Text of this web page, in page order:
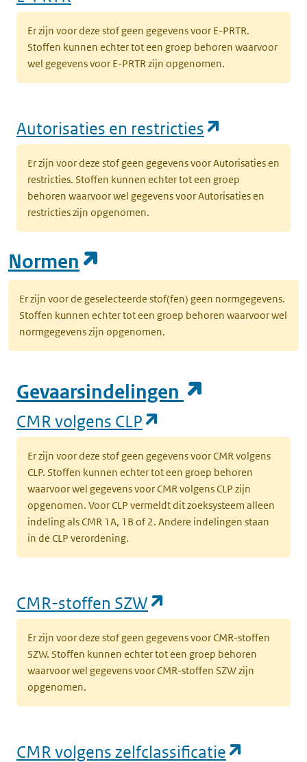
Er zijn voor deze stof geen gegevens voor E-PRTR.
Stoffen kunnen echter tot een groep behoren waarvoor
wel gegevens voor E-PRTR zijn opgenomen.
Autorisaties en restricties
Er zijn voor deze stof geen gegevens voor Autorisaties en
restricties. Stoffen kunnen echter tot een groep
behoren waarvoor wel gegevens voor Autorisaties en
restricties zijn opgenomen.
Normen
Er zijn voor de geselecteerde stof(fen) geen normgegevens.
Stoffen kunnen echter tot een groep behoren waarvoor wel
normgegevens zijn opgenomen.
Gevaarsindelingen
CMR volgens CLP
Er zijn voor deze stof geen gegevens voor CMR volgens
CLP. Stoffen kunnen echter tot een groep behoren
waarvoor wel gegevens voor CMR volgens CLP zijn
opgenomen. Voor CLP vermeldt dit zoeksysteem alleen
indeling als CMR 1A, 1B of 2. Andere indelingen staan
in de CLP verordening.
CMR-stoffen SZW
Er zijn voor deze stof geen gegevens voor CMR-stoffen
SZW. Stoffen kunnen echter tot een groep behoren
waarvoor wel gegevens voor CMR-stoffen SZW zijn
opgenomen.
CMR volgens zelfclassificatie